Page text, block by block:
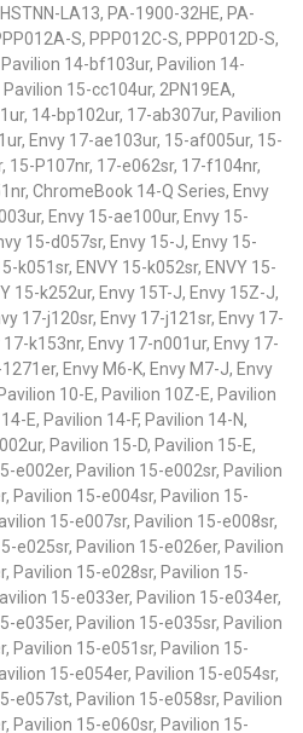
LA13, PA-1900-32HE, PA-
S, PPP012C-S, PPP012D-S,
14-bf103ur, Pavilion 14-
15-cc104ur, 2PN19EA,
14-bp102ur, 17-ab307ur, Pavilion
Envy 17-ae103ur, 15-af005ur, 15-
15-P107nr, 17-e062sr, 17-f104nr,
ChromeBook 14-Q Series, Envy
Envy 15-ae100ur, Envy 15-
15-d057sr, Envy 15-J, Envy 15-
k051sr, ENVY 15-k052sr, ENVY 15-
15-k252ur, Envy 15T-J, Envy 15Z-J,
17-j120sr, Envy 17-j121sr, Envy 17-
k153nr, Envy 17-n001ur, Envy 17-
Envy M6-K, Envy M7-J, Envy
10-E, Pavilion 10Z-E, Pavilion
E, Pavilion 14-F, Pavilion 14-N,
Pavilion 15-D, Pavilion 15-E,
e002er, Pavilion 15-e002sr, Pavilion
Pavilion 15-e004sr, Pavilion 15-
15-e007sr, Pavilion 15-e008sr,
e025sr, Pavilion 15-e026er, Pavilion
Pavilion 15-e028sr, Pavilion 15-
15-e033er, Pavilion 15-e034er,
e035er, Pavilion 15-e035sr, Pavilion
Pavilion 15-e051sr, Pavilion 15-
15-e054er, Pavilion 15-e054sr,
e057st, Pavilion 15-e058sr, Pavilion
Pavilion 15-e060sr, Pavilion 15-